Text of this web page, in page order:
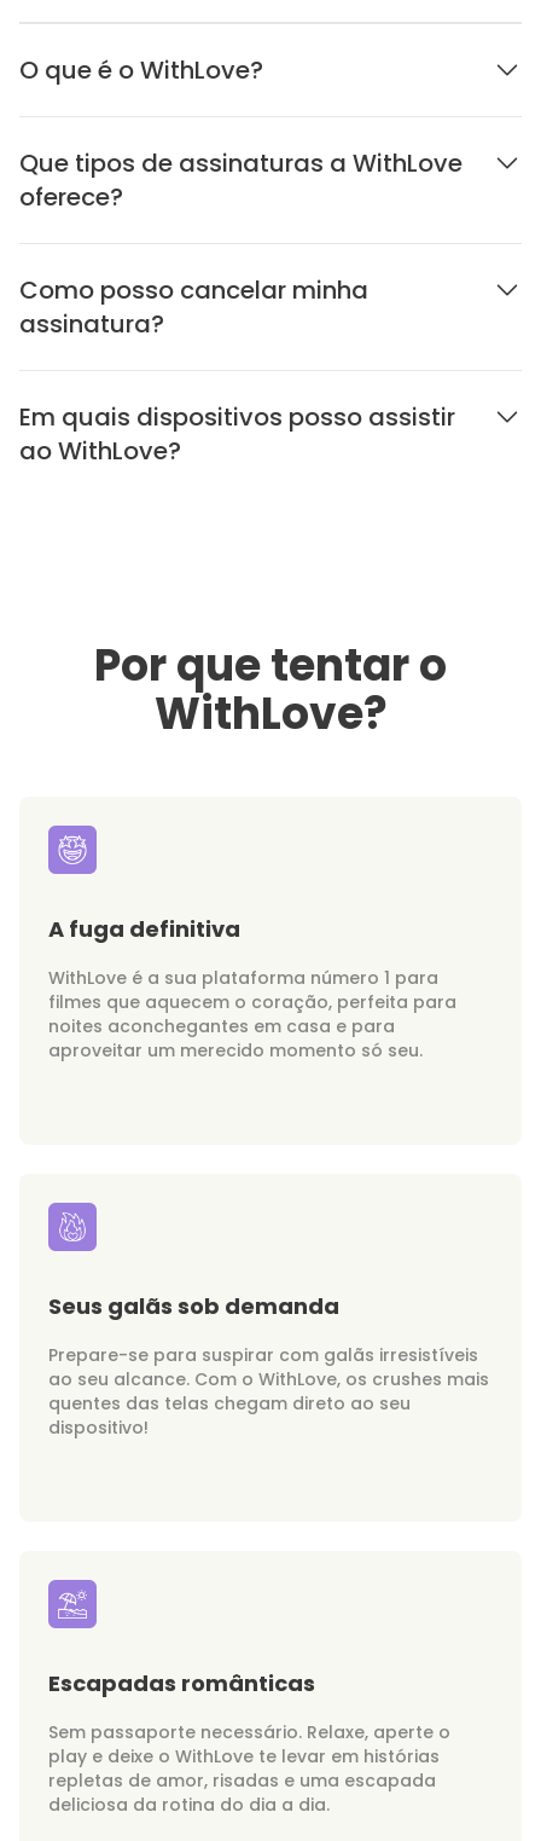
O que é o WithLove?
Que tipos de assinaturas a WithLove
oferece?
Como posso cancelar minha
assinatura?
Em quais dispositivos posso assistir
ao WithLove?
Por que tentar o
WithLove?
A fuga definitiva
WithLove é a sua plataforma número 1 para
filmes que aquecem o coração, perfeita para
noites aconchegantes em casa e para
aproveitar um merecido momento só seu.
Seus galãs sob demanda
Prepare-se para suspirar com galãs irresistíveis
ao seu alcance. Com o WithLove, os crushes mais
quentes das telas chegam direto ao seu
dispositivo!
Escapadas românticas
Sem passaporte necessário. Relaxe, aperte o
play e deixe o WithLove te levar em histórias
repletas de amor, risadas e uma escapada
deliciosa da rotina do dia a dia.